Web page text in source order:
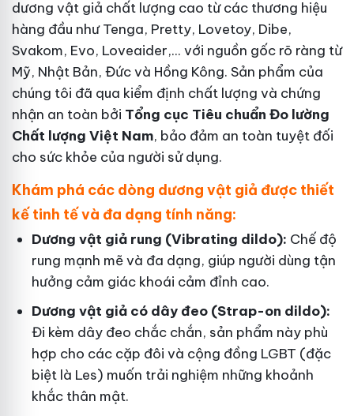
dương vật giả chất lượng cao từ các thương hiệu
hàng đầu như Tenga, Pretty, Lovetoy, Dibe,
Svakom, Evo, Loveaider,... với nguồn gốc rõ ràng từ
Mỹ, Nhật Bản, Đức và Hồng Kông. Sản phẩm của
chúng tôi đã qua kiểm định chất lượng và chứng
nhận an toàn bởi Tổng cục Tiêu chuẩn Đo lường
Chất lượng Việt Nam, bảo đảm an toàn tuyệt đối
cho sức khỏe của người sử dụng.
Khám phá các dòng dương vật giả được thiết
kế tinh tế và đa dạng tính năng:
Dương vật giả rung (Vibrating dildo): Chế độ
rung mạnh mẽ và đa dạng, giúp người dùng tận
hưởng cảm giác khoái cảm đỉnh cao.
Dương vật giả có dây đeo (Strap-on dildo):
Đi kèm dây đeo chắc chắn, sản phẩm này phù
hợp cho các cặp đôi và cộng đồng LGBT (đặc
biệt là Les) muốn trải nghiệm những khoảnh
khắc thân mật.